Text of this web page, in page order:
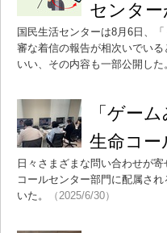
センタ
国民生活センターは8月6日、
審な着信の報告が相次いでい
いい、その内容も一部公開した
「ゲー
生命コ
日々さまざまな問い合わせが
コールセンター部門に配属さ
いた。
（2025/6/30）